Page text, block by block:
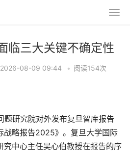
临三大关键不确定性
2026-08-09 09:44 • 阅读154次
题研究院对外发布复旦智库报告
战略报告2025》。复旦大学国际
究中心主任吴心伯教授在报告的序